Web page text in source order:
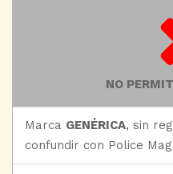
NO
Marca GENÉRICA, sin
confundir con Police